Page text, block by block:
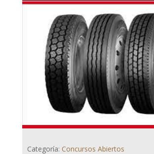
Categoría: Concursos Abiertos